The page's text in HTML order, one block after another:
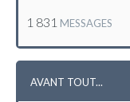
1 831 MESSAGES
AVANT TOUT...